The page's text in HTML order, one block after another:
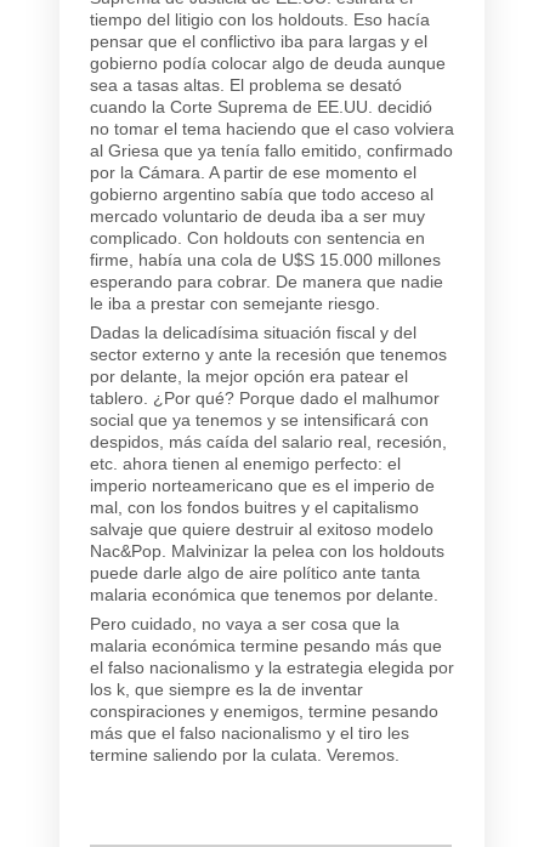
tiempo del litigio con los holdouts. Eso hacía
pensar que el conflictivo iba para largas y el
gobierno podía colocar algo de deuda aunque
sea a tasas altas. El problema se desató
cuando la Corte Suprema de EE.UU. decidió
no tomar el tema haciendo que el caso volviera
al Griesa que ya tenía fallo emitido, confirmado
por la Cámara. A partir de ese momento el
gobierno argentino sabía que todo acceso al
mercado voluntario de deuda iba a ser muy
complicado. Con holdouts con sentencia en
firme, había una cola de U$S 15.000 millones
esperando para cobrar. De manera que nadie
le iba a prestar con semejante riesgo.
Dadas la delicadísima situación fiscal y del
sector externo y ante la recesión que tenemos
por delante, la mejor opción era patear el
tablero. ¿Por qué? Porque dado el malhumor
social que ya tenemos y se intensificará con
despidos, más caída del salario real, recesión,
etc. ahora tienen al enemigo perfecto: el
imperio norteamericano que es el imperio de
mal, con los fondos buitres y el capitalismo
salvaje que quiere destruir al exitoso modelo
Nac&Pop. Malvinizar la pelea con los holdouts
puede darle algo de aire político ante tanta
malaria económica que tenemos por delante.
Pero cuidado, no vaya a ser cosa que la
malaria económica termine pesando más que
el falso nacionalismo y la estrategia elegida por
los k, que siempre es la de inventar
conspiraciones y enemigos, termine pesando
más que el falso nacionalismo y el tiro les
termine saliendo por la culata. Veremos.